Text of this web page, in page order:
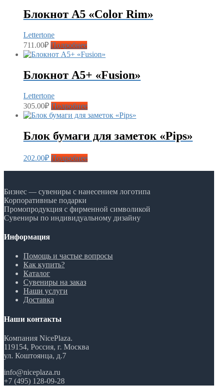
Блокнот А5 «Color Rim»
Lettertone
711.00₽ Подробнее
Блокнот А5+ «Fusion»
Lettertone
305.00₽ Подробнее
Блок бумаги для заметок «Pips»
202.00₽ Подробнее
Бизнес — сувениры с нанесением логотипа
Корпоративные подарки
Промопродукция с фирменной символикой
Сувениры по индивидуальному дизайну
Информация
Помощь и частые вопросы
Как купить?
Каталог
Сувениры на заказ
Наши услуги
Доставка
Наши контакты
Компания NicePlaza.
119154, Россия, г. Москва
ул. Коштоянца, д.7
info@niceplaza.ru
+7 (495) 128-09-28